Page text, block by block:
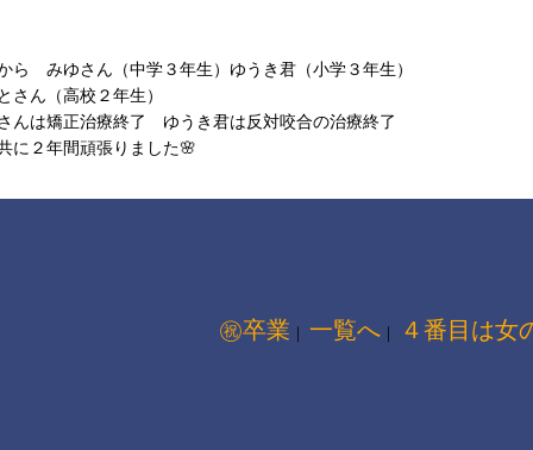
ら みゆさん（中学３年生）ゆうき君（小学３年生）
さん（高校２年生）
んは矯正治療終了 ゆうき君は反対咬合の治療終了
に２年間頑張りました🌸
㊗卒業 ｜ 一覧へ ｜ ４番目は女